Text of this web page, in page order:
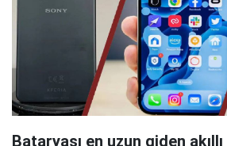
Bataryası en uzun giden